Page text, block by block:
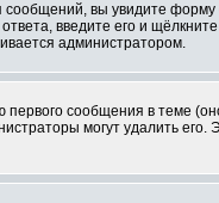
сообщений, вы увидите форму
введите его и
администратором.
сообщения в теме
могут удалить его.